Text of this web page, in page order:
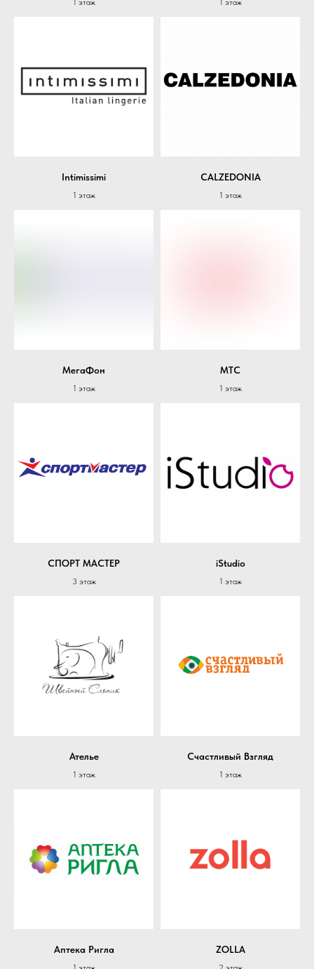
1 этаж 1 этаж
Intimissimi
1 этаж
CALZEDONIA
1 этаж
МегаФон
1 этаж
МТС
1 этаж
СПОРТ МАСТЕР
3 этаж
iStudio
1 этаж
Ателье
1 этаж
Счастливый Взгляд
1 этаж
Аптека Ригла ZOLLA